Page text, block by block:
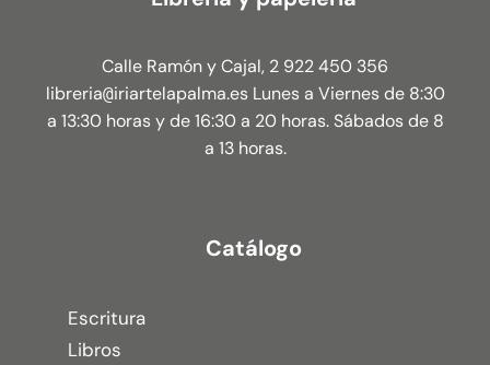
Calle Ramón y Cajal, 2 922 450 356
libreria@iriartelapalma.es Lunes a Viernes de 8:30
a 13:30 horas y de 16:30 a 20 horas. Sábados de 8
a 13 horas.
Catálogo
Escritura
Libros